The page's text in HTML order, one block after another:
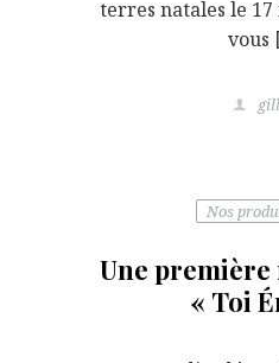
terres natales le 17
vous
Nos
Une
« Toi